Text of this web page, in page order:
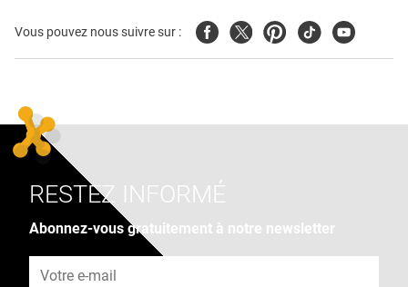
Vous pouvez nous suivre sur : FacebookTwitterPinterest
TiktokYoutube
RESTEZ INFORMÉ
Abonnez-vous gratuitement à notre newsletter